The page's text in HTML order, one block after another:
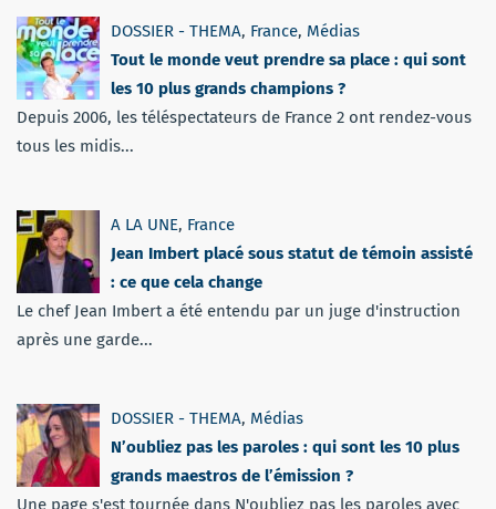
DOSSIER - THEMA, France, Médias
Tout le monde veut prendre sa place : qui sont
les 10 plus grands champions ?
Depuis 2006, les téléspectateurs de France 2 ont rendez-vous
tous les midis...
A LA UNE, France
Jean Imbert placé sous statut de témoin assisté
: ce que cela change
Le chef Jean Imbert a été entendu par un juge d'instruction
après une garde...
DOSSIER - THEMA, Médias
N’oubliez pas les paroles : qui sont les 10 plus
grands maestros de l’émission ?
Une page s'est tournée dans N'oubliez pas les paroles avec